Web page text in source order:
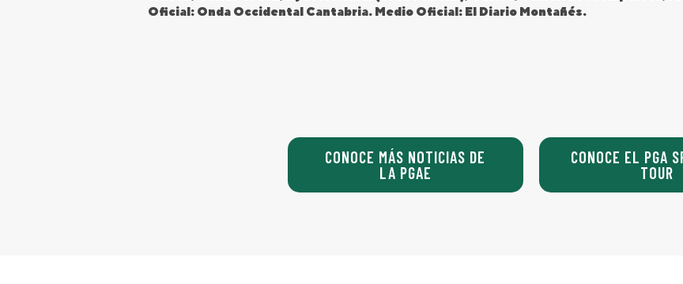
Oficial: Onda Occidental Cantabria. Medio Oficial: El Diario Montañés.
CONOCE MÁS NOTICIAS DE
LA PGAE
CONOCE EL PGA
TOUR